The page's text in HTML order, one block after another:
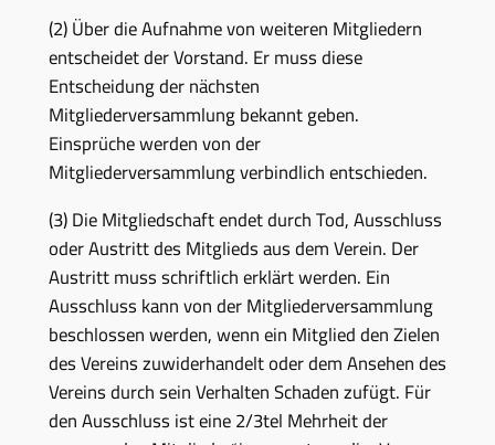
(2) Über die Aufnahme von weiteren Mitgliedern
entscheidet der Vorstand. Er muss diese
Entscheidung der nächsten
Mitgliederversammlung bekannt geben.
Einsprüche werden von der
Mitgliederversammlung verbindlich entschieden.
(3) Die Mitgliedschaft endet durch Tod, Ausschluss
oder Austritt des Mitglieds aus dem Verein. Der
Austritt muss schriftlich erklärt werden. Ein
Ausschluss kann von der Mitgliederversammlung
beschlossen werden, wenn ein Mitglied den Zielen
des Vereins zuwiderhandelt oder dem Ansehen des
Vereins durch sein Verhalten Schaden zufügt. Für
den Ausschluss ist eine 2/3tel Mehrheit der